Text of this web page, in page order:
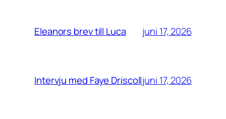
Eleanors brev till Luca juni 17, 2026
Intervju med Faye Driscolljuni 17, 2026